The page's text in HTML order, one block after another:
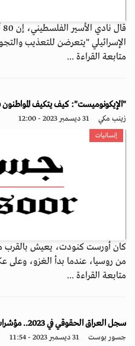
الإسرائيلي "يتعرضن للتعذيب
متابعة القراءة ...
"الإيكونوميست": كيف يتكيف المواطنون
زينب مكي 31 ديسمبر 2023 - 12:00
إنسانيات
كان أورست كنودت، يعيش بالقرب
من روسيا، عندما بدأ الغزو،
متابعة القراءة ...
سجل العراق الحقوقي في 2023.. مؤشرات متدنية وأرقام سيئة
جسور بوست 31 ديسمبر 2023 - 11:54